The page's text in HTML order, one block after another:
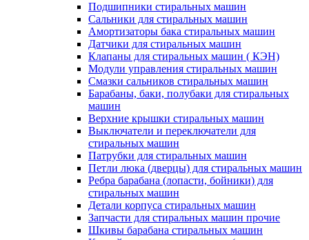
Подшипники стиральных машин
Сальники для стиральных машин
Амортизаторы бака стиральных машин
Датчики для стиральных машин
Клапаны для стиральных машин ( КЭН)
Модули управления стиральных машин
Смазки сальников стиральных машин
Барабаны, баки, полубаки для стиральных
машин
Верхние крышки стиральных машин
Выключатели и переключатели для
стиральных машин
Патрубки для стиральных машин
Петли люка (дверцы) для стиральных машин
Ребра барабана (лопасти, бойники) для
стиральных машин
Детали корпуса стиральных машин
Запчасти для стиральных машин прочие
Шкивы барабана стиральных машин